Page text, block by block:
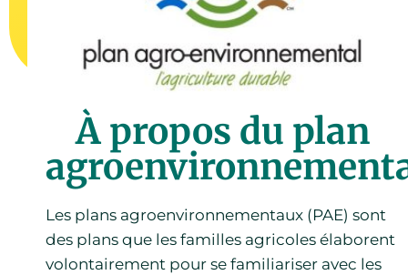
À propos du plan
Les plans agroenvironnementaux (PAE) sont
des plans que les familles agricoles élaborent
volontairement pour se familiariser avec les